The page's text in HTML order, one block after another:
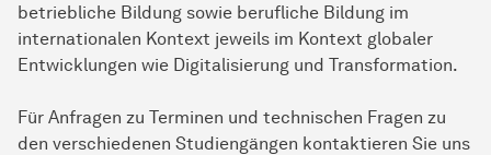
betriebliche Bildung sowie berufliche Bildung im
internationalen Kontext jeweils im Kontext globaler
Entwicklungen wie Digitalisierung und Transformation.
Für Anfragen zu Terminen und technischen Fragen zu
den verschiedenen Studiengängen kontaktieren Sie uns